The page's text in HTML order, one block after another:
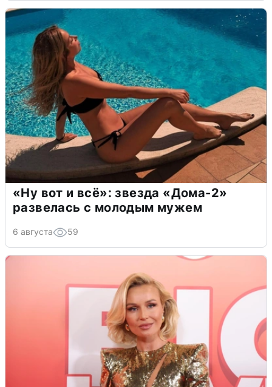
«Ну вот и всё»: звезда «Дома-2»
развелась с молодым мужем
6 августа 59